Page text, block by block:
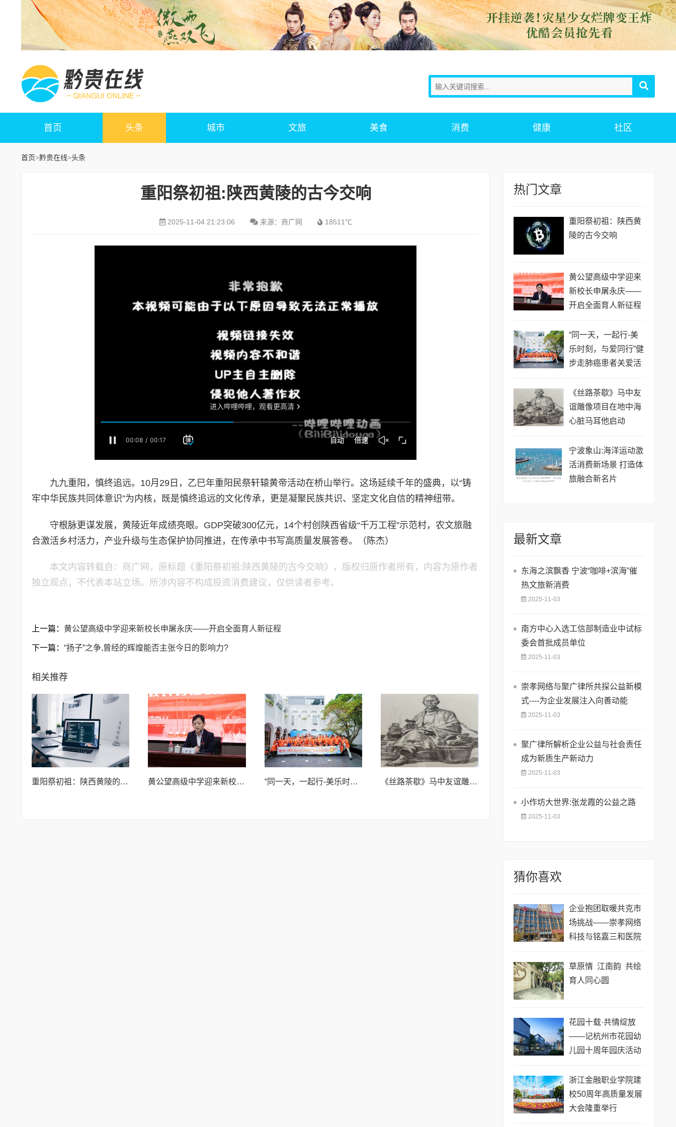
首页 头条 城市 文旅 美食 消费 健康 社区
首页>黔贵在线>头条
重阳祭初祖:陕西黄陵的古今交响
2025-11-04 21:23:06 来源：商广网 18511℃
九九重阳，慎终追远。10月29日，乙巳年重阳民祭轩辕黄帝活动在桥山举行。这场延续千年的盛典，以“铸
牢中华民族共同体意识”为内核，既是慎终追远的文化传承，更是凝聚民族共识、坚定文化自信的精神纽带。
守根脉更谋发展，黄陵近年成绩亮眼。GDP突破300亿元，14个村创陕西省级“千万工程”示范村，农文旅融
合激活乡村活力，产业升级与生态保护协同推进，在传承中书写高质量发展答卷。（陈杰）
本文内容转载自：商广网，原标题《重阳祭初祖:陕西黄陵的古今交响》，版权归原作者所有，内容为原作者
独立观点，不代表本站立场。所涉内容不构成投资消费建议，仅供读者参考。
上一篇： 黄公望高级中学迎来新校长申屠永庆——开启全面育人新征程
下一篇： “扬子”之争,曾经的辉煌能否主张今日的影响力?
相关推荐
重阳祭初祖：陕西黄陵的古今交响 黄公望高级中学迎来新校长申屠永庆——开启全面育人新征程 “同一天，一起行-美乐时刻，与爱同行”健步走肺癌患者关爱活动闪耀羊城 《丝路茶歇》马中友谊雕像项目在地中海心脏马耳他启动
热门文章
重阳祭初祖：陕西黄
陵的古今交响
黄公望高级中学迎来
新校长申屠永庆——
开启全面育人新征程
“同一天，一起行-美
乐时刻，与爱同行”健
步走肺癌患者关爱活
《丝路茶歇》马中友
谊雕像项目在地中海
心脏马耳他启动
宁波象山:海洋运动激
活消费新场景 打造体
旅融合新名片
最新文章
东海之滨飘香 宁波“咖啡+滨海”催
热文旅新消费
2025-11-03
南方中心入选工信部制造业中试标
委会首批成员单位
2025-11-03
崇孝网络与聚广律所共探公益新模
式----为企业发展注入向善动能
2025-11-03
聚广律所解析企业公益与社会责任
成为新质生产新动力
2025-11-03
小作坊大世界:张龙霞的公益之路
2025-11-03
猜你喜欢
企业抱团取暖共克市
场挑战——崇孝网络
科技与铭嘉三和医院
草原情 江南韵 共绘
育人同心圆
花园十载·共情绽放
——记杭州市花园幼
儿园十周年园庆活动
浙江金融职业学院建
校50周年高质量发展
大会隆重举行